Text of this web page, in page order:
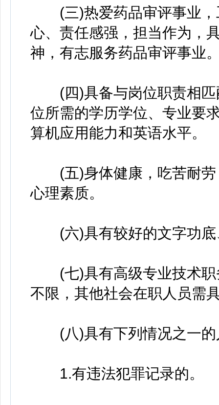
(三)热爱药品审评事业，
心、责任感强，担当作为，
神，有志服务药品审评事业
(四)具备与岗位职责相匹
位所需的学历学位、专业要
算机应用能力和英语水平。
(五)身体健康，吃苦耐劳
心理素质。
(六)具有较好的文字功底
(七)具有高级专业技术职
不限，其他社会在职人员需
(八)具有下列情况之一的
1.有违法犯罪记录的。